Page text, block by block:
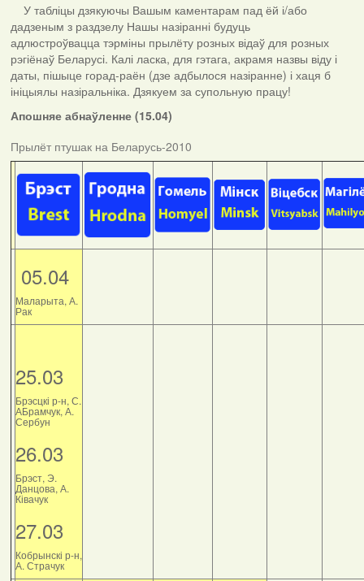
У табліцы дзякуючы Вашым каментарам пад ёй і/або
дадзеным з раздзелу Нашы назіранні будуць
адлюстроўвацца тэрміны прылёту розных відаў для розных
рэгіёнаў Беларусі. Калі ласка, для гэтага, акрамя назвы віду і
даты, пішыце горад-раён (дзе адбылося назіранне) і хаця б
ініцыялы назіральніка. Дзякуем за супольную працу!
Апошняе абнаўленне (15.04)
Прылёт птушак на Беларусь-2010
05.04
Маларыта, А.
Рак
25.03
Брэсцкі р-н, С.
АБрамчук, А.
Сербун
26.03
Брэст, Э.
Данцова, А.
Ківачук
27.03
Кобрынскі р-н,
А. Страчук